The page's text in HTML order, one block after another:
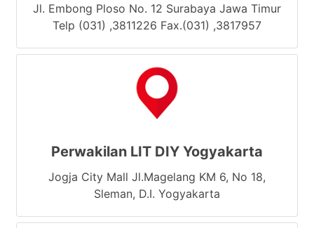
Jl. Embong Ploso No. 12 Surabaya Jawa Timur
Telp (031) ,3811226 Fax.(031) ,3817957
Perwakilan LIT DIY Yogyakarta
Jogja City Mall Jl.Magelang KM 6, No 18,
Sleman, D.I. Yogyakarta